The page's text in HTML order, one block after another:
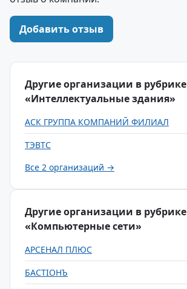
Добавить отзыв
Другие организации в рубрике
«Интеллектуальные здания»
АСК ГРУППА КОМПАНИЙ ФИЛИАЛ
ТЭВТС
Все 2 организаций →
Другие организации в рубрике
«Компьютерные сети»
АРСЕНАЛ ПЛЮС
БАСТIОНЪ